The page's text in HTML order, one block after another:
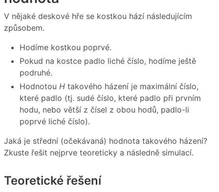
V nějaké deskové hře se kostkou hází následujícím
způsobem.
Hodíme kostkou poprvé.
Pokud na kostce padlo liché číslo, hodíme ještě
podruhé.
Hodnotou H takového házení je maximální číslo,
které padlo (tj. sudé číslo, které padlo při prvním
hodu, nebo větší z čísel z obou hodů, padlo-li
poprvé liché číslo).
Jaká je střední (očekávaná) hodnota takového házení?
Zkuste řešit nejprve teoreticky a následně simulací.
Teoretické řešení